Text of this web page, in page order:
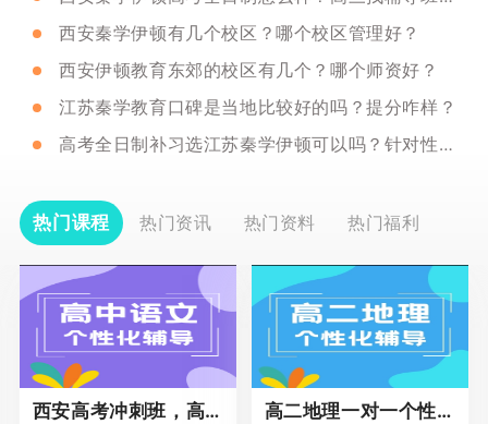
西安秦学伊顿有几个校区？哪个校区管理好？
西安伊顿教育东郊的校区有几个？哪个师资好？
江苏秦学教育口碑是当地比较好的吗？提分咋样？
高考全日制补习选江苏秦学伊顿可以吗？针对性咋样？
热门课程 热门资讯 热门资料 热门福利
西安高考冲刺班，高三全科辅导 高二地理一对一个性化冲刺辅导课程